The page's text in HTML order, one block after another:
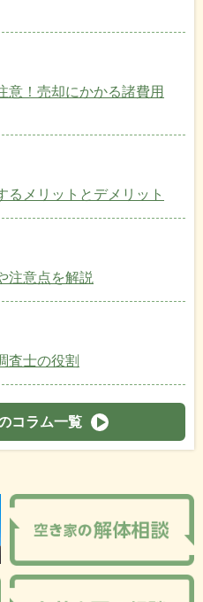
意！売却にかかる諸費用
るメリットとデメリット
注意点を解説
査士の役割
コラム一覧